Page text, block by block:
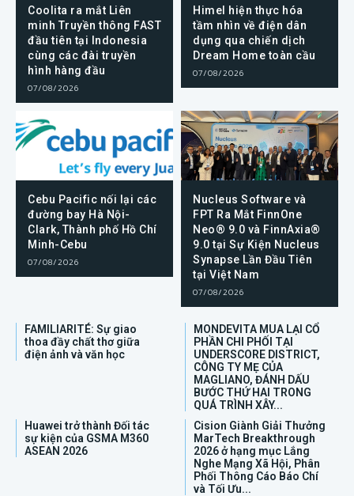
Coolita ra mắt Liên
minh Truyền thông FAST
đầu tiên tại Indonesia
cùng các đài truyền
hình hàng đầu
07/08/2026
Himel hiện thực hóa
tầm nhìn về điện dân
dụng qua chiến dịch
Dream Home toàn cầu
07/08/2026
Cebu Pacific nối lại các
đường bay Hà Nội-
Clark, Thành phố Hồ Chí
Minh-Cebu
07/08/2026
Nucleus Software và
FPT Ra Mắt FinnOne
Neo® 9.0 và FinnAxia®
9.0 tại Sự Kiện Nucleus
Synapse Lần Đầu Tiên
tại Việt Nam
07/08/2026
FAMILIARITÉ: Sự giao
thoa đầy chất thơ giữa
điện ảnh và văn học
MONDEVITA MUA LẠI CỔ
PHẦN CHI PHỐI TẠI
UNDERSCORE DISTRICT,
CÔNG TY MẸ CỦA
MAGLIANO, ĐÁNH DẤU
BƯỚC THỨ HAI TRONG
QUÁ TRÌNH XÂY...
Huawei trở thành Đối tác
sự kiện của GSMA M360
ASEAN 2026
Cision Giành Giải Thưởng
MarTech Breakthrough
2026 ở hạng mục Lắng
Nghe Mạng Xã Hội, Phân
Phối Thông Cáo Báo Chí
và Tối Ưu...